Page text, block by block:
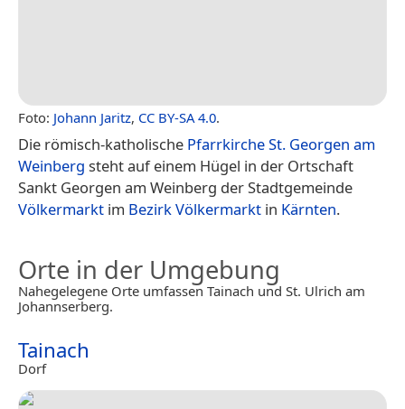
Foto: Johann Jaritz, CC BY-SA 4.0.
Die römisch-katholische Pfarrkirche St. Georgen am
Weinberg steht auf einem Hügel in der Ortschaft
Sankt Georgen am Weinberg der Stadtgemeinde
Völkermarkt im Bezirk Völkermarkt in Kärnten.
Orte in der Umgebung
Nahegelegene Orte umfassen Tainach und St. Ulrich am
Johannserberg.
Tainach
Dorf